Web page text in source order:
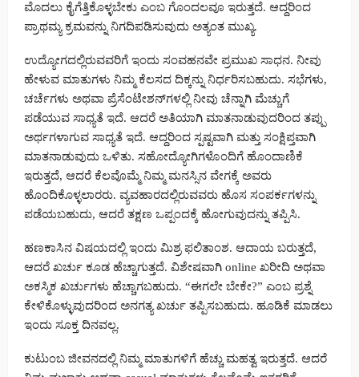
ಮೊದಲು ಕೈಗೆತ್ತಿಕೊಳ್ಳಬೇಕು ಎಂಬ ಗೊಂದಲವೂ ಇರುತ್ತದೆ. ಆದ್ದರಿಂದ
ಪ್ರಾಥಮ್ಯ ಕ್ರಮವನ್ನು ನಿಗದಿಪಡಿಸುವುದು ಅತ್ಯಂತ ಮುಖ್ಯ.
ಉದ್ಯೋಗದಲ್ಲಿರುವವರಿಗೆ ಇಂದು ಸಂವಹನವೇ ಪ್ರಮುಖ ಸಾಧನ. ನೀವು
ಹೇಳುವ ಮಾತುಗಳು ನಿಮ್ಮ ಕೆಲಸದ ದಿಕ್ಕನ್ನು ನಿರ್ಧರಿಸಬಹುದು. ಸಭೆಗಳು,
ಚರ್ಚೆಗಳು ಅಥವಾ ಪ್ರೆಸೆಂಟೇಶನ್‌ಗಳಲ್ಲಿ ನೀವು ಚೆನ್ನಾಗಿ ಮೆಚ್ಚುಗೆ
ಪಡೆಯುವ ಸಾಧ್ಯತೆ ಇದೆ. ಆದರೆ ಅತಿಯಾಗಿ ಮಾತನಾಡುವುದರಿಂದ ತಪ್ಪು
ಅರ್ಥಗಳಾಗುವ ಸಾಧ್ಯತೆ ಇದೆ. ಆದ್ದರಿಂದ ಸ್ಪಷ್ಟವಾಗಿ ಮತ್ತು ಸಂಕ್ಷಿಪ್ತವಾಗಿ
ಮಾತನಾಡುವುದು ಒಳಿತು. ಸಹೋದ್ಯೋಗಿಗಳೊಂದಿಗೆ ಹೊಂದಾಣಿಕೆ
ಇರುತ್ತದೆ, ಆದರೆ ಕೆಲವೊಮ್ಮೆ ನಿಮ್ಮ ಮನಸ್ಸಿನ ವೇಗಕ್ಕೆ ಅವರು
ಹೊಂದಿಕೊಳ್ಳಲಾರರು. ವ್ಯವಹಾರದಲ್ಲಿರುವವರು ಹೊಸ ಸಂಪರ್ಕಗಳನ್ನು
ಪಡೆಯಬಹುದು, ಆದರೆ ತಕ್ಷಣ ಒಪ್ಪಂದಕ್ಕೆ ಹೋಗುವುದನ್ನು ತಪ್ಪಿಸಿ.
ಹಣಕಾಸಿನ ವಿಷಯದಲ್ಲಿ ಇಂದು ಮಿಶ್ರ ಫಲಿತಾಂಶ. ಆದಾಯ ಬರುತ್ತದೆ,
ಆದರೆ ಖರ್ಚು ಕೂಡ ಹೆಚ್ಚಾಗುತ್ತದೆ. ವಿಶೇಷವಾಗಿ online ಖರೀದಿ ಅಥವಾ
ಅಕಸ್ಮಿಕ ಖರ್ಚುಗಳು ಹೆಚ್ಚಾಗಬಹುದು. “ಈಗಲೇ ಬೇಕೇ?” ಎಂಬ ಪ್ರಶ್ನೆ
ಕೇಳಿಕೊಳ್ಳುವುದರಿಂದ ಅನಗತ್ಯ ಖರ್ಚು ತಪ್ಪಿಸಬಹುದು. ಹೂಡಿಕೆ ಮಾಡಲು
ಇಂದು ಸೂಕ್ತ ದಿನವಲ್ಲ.
ಕುಟುಂಬ ಜೀವನದಲ್ಲಿ ನಿಮ್ಮ ಮಾತುಗಳಿಗೆ ಹೆಚ್ಚು ಮಹತ್ವ ಇರುತ್ತದೆ. ಆದರೆ